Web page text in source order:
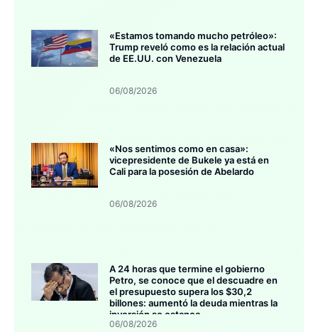
«Estamos tomando mucho petróleo»:
Trump reveló como es la relación actual
de EE.UU. con Venezuela
06/08/2026
«Nos sentimos como en casa»:
vicepresidente de Bukele ya está en
Cali para la posesión de Abelardo
06/08/2026
A 24 horas que termine el gobierno
Petro, se conoce que el descuadre en
el presupuesto supera los $30,2
billones: aumentó la deuda mientras la
inversión se estanca
06/08/2026